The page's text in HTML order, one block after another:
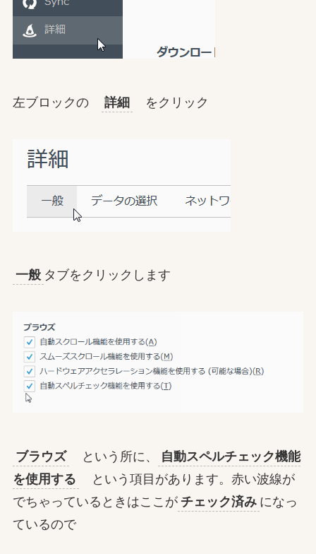
左ブロックの 詳細 をクリック
一般 タブをクリックします
ブラウズ という所に、
自動スペルチェック機能
を使用する
という項目があります。赤い波線が
でちゃっているときはここが チェック済み になっ
ているので